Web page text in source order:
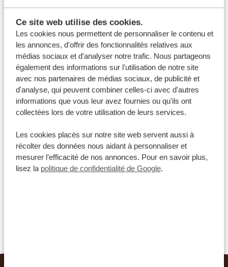
Ce site web utilise des cookies.
Les cookies nous permettent de personnaliser le contenu et
les annonces, d'offrir des fonctionnalités relatives aux
médias sociaux et d'analyser notre trafic. Nous partageons
également des informations sur l'utilisation de notre site
avec nos partenaires de médias sociaux, de publicité et
d'analyse, qui peuvent combiner celles-ci avec d'autres
informations que vous leur avez fournies ou qu'ils ont
collectées lors de votre utilisation de leurs services.
Les cookies placés sur notre site web servent aussi à
récolter des données nous aidant à personnaliser et
mesurer l’efficacité de nos annonces. Pour en savoir plus,
lisez la politique de confidentialité de Google.
10 jours de safari et séjour plage
Kenya À partir de 1814 €
VOYAGE DE 10 JOURS
Safari dans le sud et plage